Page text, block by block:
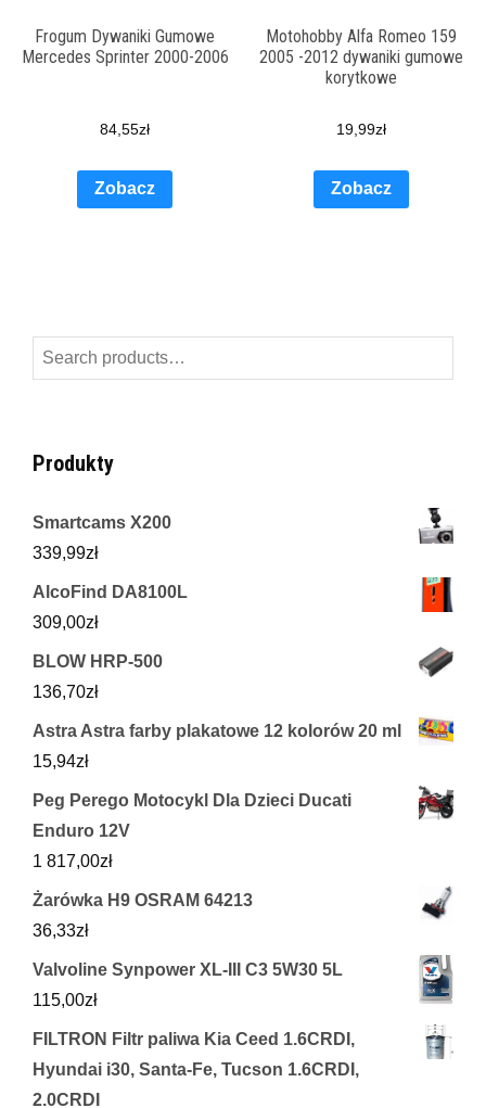
Frogum Dywaniki Gumowe
Mercedes Sprinter 2000-2006
84,55zł
Zobacz
Motohobby Alfa Romeo 159
2005 -2012 dywaniki gumowe
korytkowe
19,99zł
Zobacz
Search
for:
Produkty
Smartcams X200
339,99zł
AlcoFind DA8100L
309,00zł
BLOW HRP-500
136,70zł
Astra Astra farby plakatowe 12 kolorów 20 ml
15,94zł
Peg Perego Motocykl Dla Dzieci Ducati
Enduro 12V
1 817,00zł
Żarówka H9 OSRAM 64213
36,33zł
Valvoline Synpower XL-III C3 5W30 5L
115,00zł
FILTRON Filtr paliwa Kia Ceed 1.6CRDI,
Hyundai i30, Santa-Fe, Tucson 1.6CRDI,
2.0CRDI